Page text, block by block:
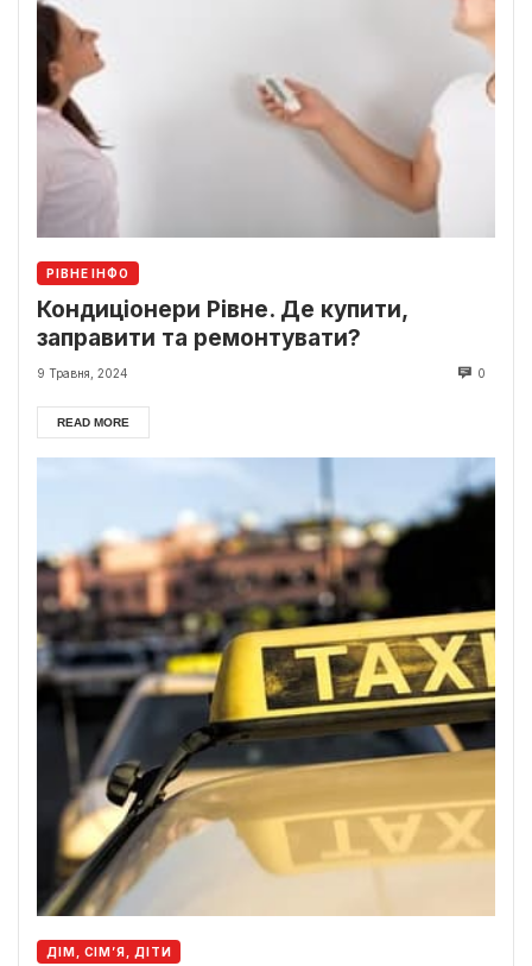
РІВНЕ ІНФО
Кондиціонери Рівне. Де купити,
заправити та ремонтувати?
9 Травня, 2024 0
READ MORE
ДІМ, СІМ’Я, ДІТИ